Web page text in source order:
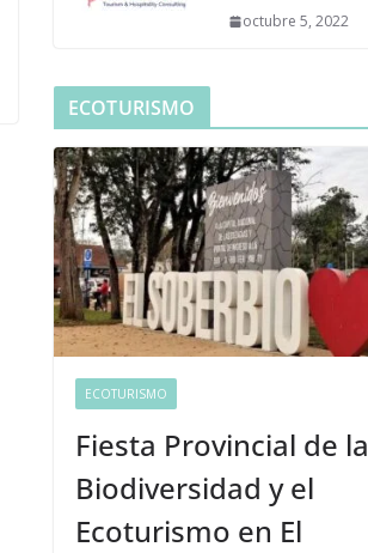
octubre 5, 2022
ECOTURISMO
ECOTURISMO
Fiesta Provincial de la
Biodiversidad y el
Ecoturismo en El